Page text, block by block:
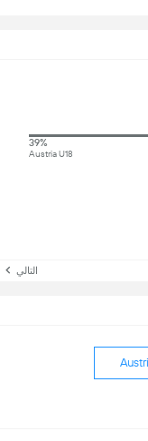
39%
Austria U18
التالي